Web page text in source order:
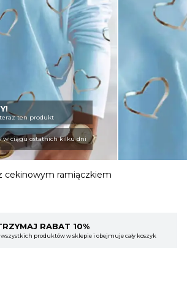
ten produkt
w ciągu ostatnich kilku dni
cekinowym ramiączkiem
KUP 4 OTRZYMAJ RABAT
Rabat dotyczy wszystkich produktów w